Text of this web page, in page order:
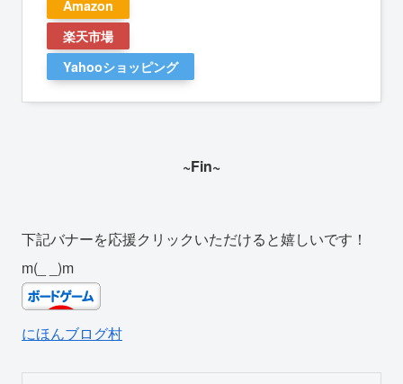
Amazon
楽天市場
Yahooショッピング
~Fin~
下記バナーを応援クリックいただけると嬉しいです！
m(_ _)m
にほんブログ村